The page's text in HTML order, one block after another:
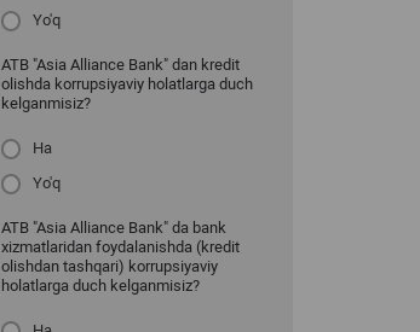
Yo'q
ATB "Asia Alliance Bank" dan kredit
olishda korrupsiyaviy holatlarga duch
kelganmisiz?
Ha
Yo'q
ATB "Asia Alliance Bank" da bank
xizmatlaridan foydalanishda (kredit
olishdan tashqari) korrupsiyaviy
holatlarga duch kelganmisiz?